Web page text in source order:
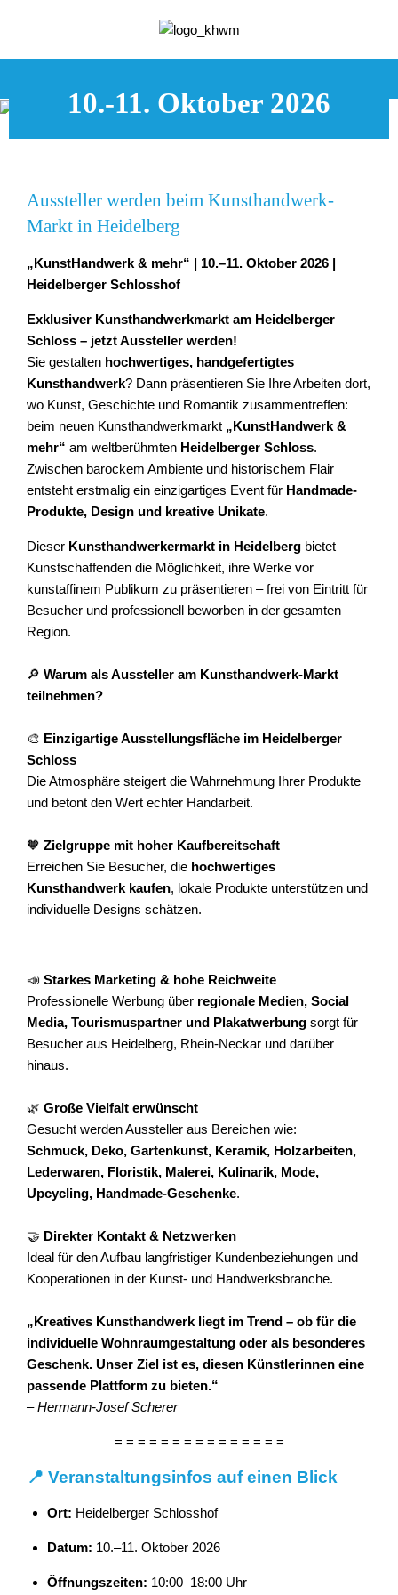
10.-11. Oktober 2026
Aussteller werden beim Kunsthandwerk-
Markt in Heidelberg
„KunstHandwerk & mehr“ | 10.–11. Oktober 2026 |
Heidelberger Schlosshof
Exklusiver Kunsthandwerkmarkt am Heidelberger
Schloss – jetzt Aussteller werden!
Sie gestalten hochwertiges, handgefertigtes
Kunsthandwerk? Dann präsentieren Sie Ihre Arbeiten dort,
wo Kunst, Geschichte und Romantik zusammentreffen:
beim neuen Kunsthandwerkmarkt „KunstHandwerk &
mehr“ am weltberühmten Heidelberger Schloss.
Zwischen barockem Ambiente und historischem Flair
entsteht erstmalig ein einzigartiges Event für Handmade-
Produkte, Design und kreative Unikate.
Dieser Kunsthandwerkermarkt in Heidelberg bietet
Kunstschaffenden die Möglichkeit, ihre Werke vor
kunstaffinem Publikum zu präsentieren – frei von Eintritt für
Besucher und professionell beworben in der gesamten
Region.
🔎 Warum als Aussteller am Kunsthandwerk-Markt
teilnehmen?
🎨 Einzigartige Ausstellungsfläche im Heidelberger
Schloss
Die Atmosphäre steigert die Wahrnehmung Ihrer Produkte
und betont den Wert echter Handarbeit.
🧡 Zielgruppe mit hoher Kaufbereitschaft
Erreichen Sie Besucher, die hochwertiges
Kunsthandwerk kaufen, lokale Produkte unterstützen und
individuelle Designs schätzen.
📣 Starkes Marketing & hohe Reichweite
Professionelle Werbung über regionale Medien, Social
Media, Tourismuspartner und Plakatwerbung sorgt für
Besucher aus Heidelberg, Rhein-Neckar und darüber
hinaus.
🌿 Große Vielfalt erwünscht
Gesucht werden Aussteller aus Bereichen wie:
Schmuck, Deko, Gartenkunst, Keramik, Holzarbeiten,
Lederwaren, Floristik, Malerei, Kulinarik, Mode,
Upcycling, Handmade-Geschenke.
🤝 Direkter Kontakt & Netzwerken
Ideal für den Aufbau langfristiger Kundenbeziehungen und
Kooperationen in der Kunst- und Handwerksbranche.
„Kreatives Kunsthandwerk liegt im Trend – ob für die
individuelle Wohnraumgestaltung oder als besonderes
Geschenk. Unser Ziel ist es, diesen Künstlerinnen eine
passende Plattform zu bieten.“
– Hermann-Josef Scherer
= = = = = = = = = = = = = = =
📍 Veranstaltungsinfos auf einen Blick
Ort: Heidelberger Schlosshof
Datum: 10.–11. Oktober 2026
Öffnungszeiten: 10:00–18:00 Uhr